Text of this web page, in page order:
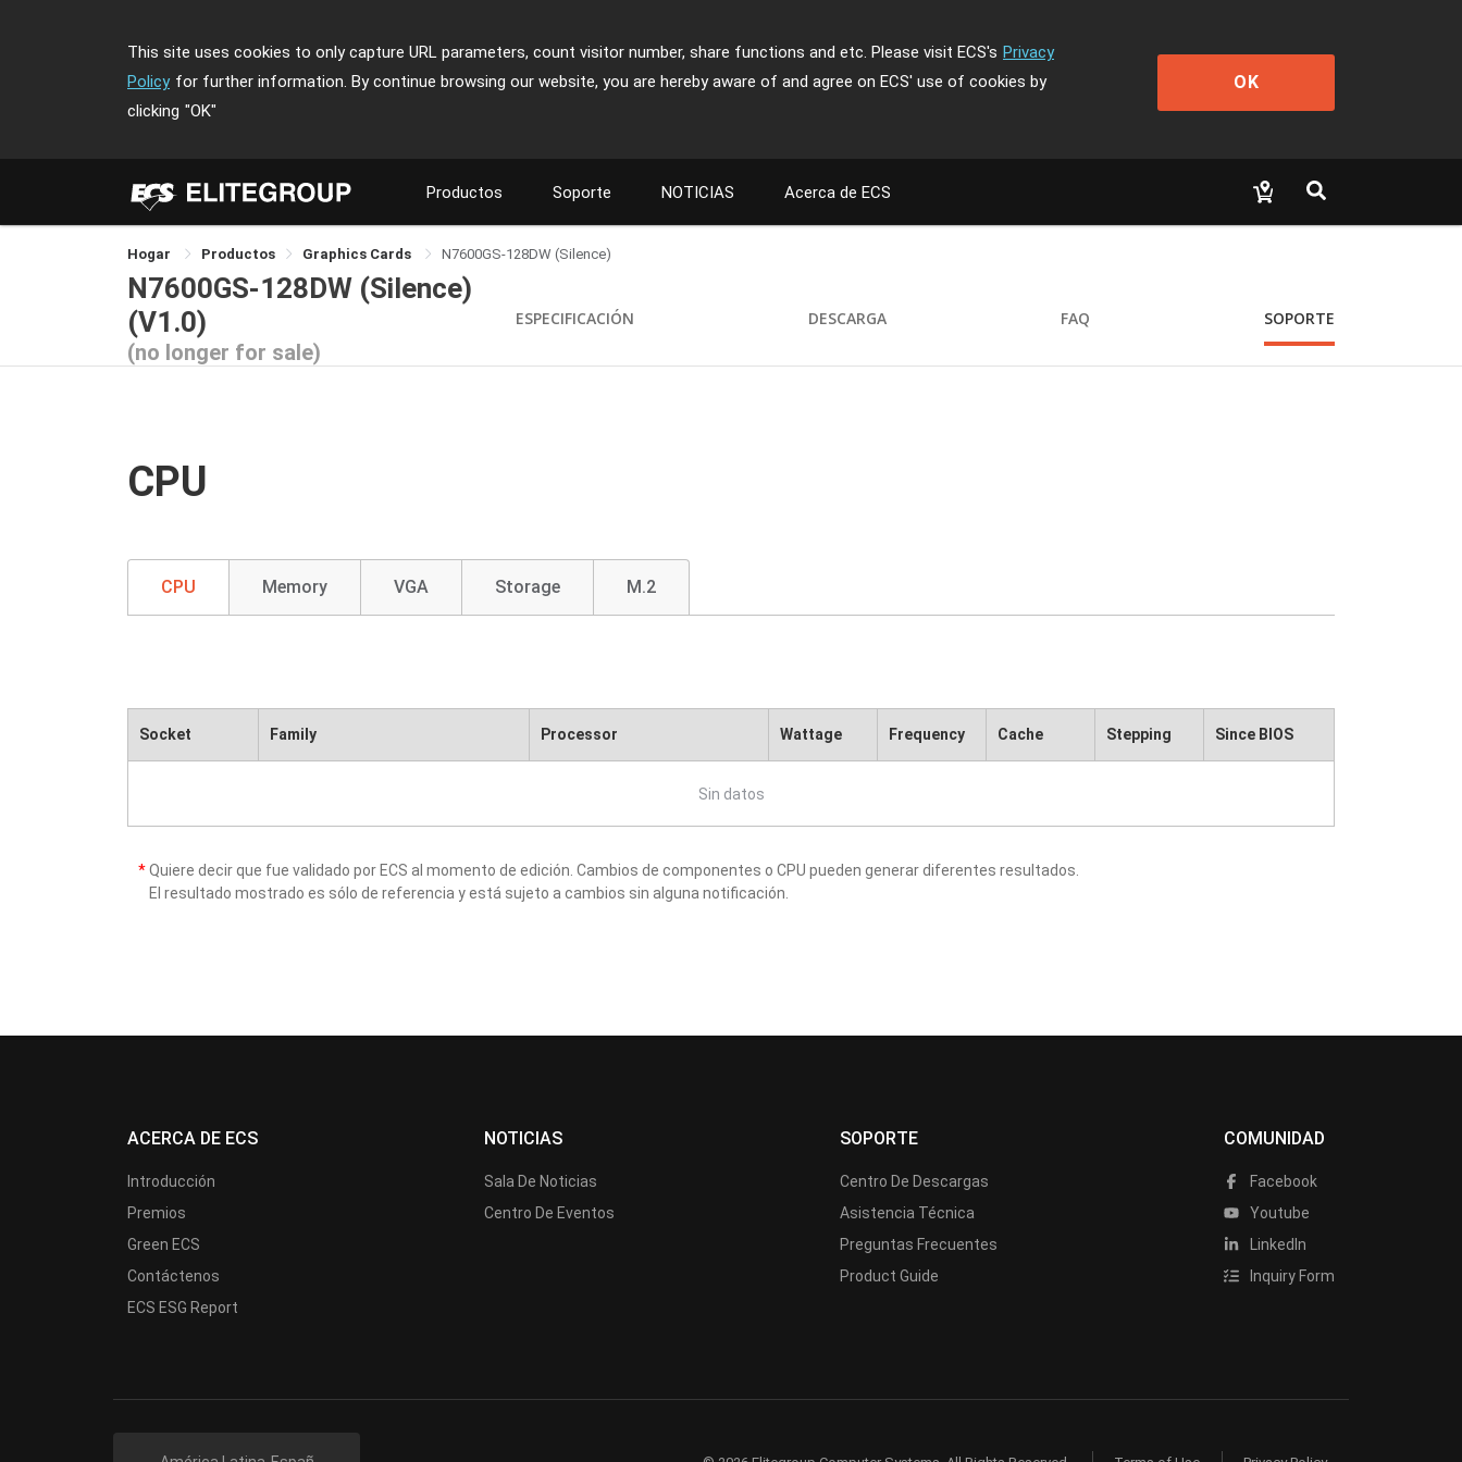
This site uses cookies to only capture URL parameters, count visitor number, share functions and etc. Please visit ECS's Privacy
Policy for further information. By continue browsing our website, you are hereby aware of and agree on ECS' use of cookies by
clicking "OK"
OK
Productos Soporte NOTICIAS Acerca de ECS
Hogar Productos Graphics Cards N7600GS-128DW (Silence)
N7600GS-128DW (Silence)
(V1.0)
(no longer for sale)
ESPECIFICACIÓN DESCARGA FAQ SOPORTE
CPU
CPU Memory VGA Storage M.2
Socket Family Processor Wattage Frequency Cache Stepping Since BIOS
Sin datos
*Quiere decir que fue validado por ECS al momento de edición. Cambios de componentes o CPU pueden generar diferentes resultados.
El resultado mostrado es sólo de referencia y está sujeto a cambios sin alguna notificación.
ACERCA DE ECS
Introducción
Premios
Green ECS
Contáctenos
ECS ESG Report
NOTICIAS
Sala De Noticias
Centro De Eventos
SOPORTE
Centro De Descargas
Asistencia Técnica
Preguntas Frecuentes
Product Guide
COMUNIDAD
Facebook
Youtube
LinkedIn
Inquiry Form